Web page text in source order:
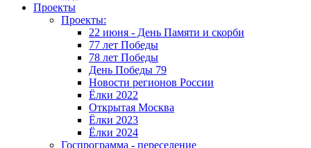
Проекты
Проекты:
22 июня - День Памяти и скорби
77 лет Победы
78 лет Победы
День Победы 79
Новости регионов России
Ёлки 2022
Открытая Москва
Ёлки 2023
Ёлки 2024
Госпрограмма - переселение